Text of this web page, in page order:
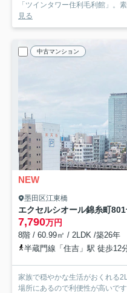
「ツインタワー住利毛利館」。
見る
中古マンション
NEW
墨田区江東橋
エクセルシオール錦糸町
7,790万円
8階 / 60.99㎡ / 2LDK /築26年
半蔵門線「住吉」駅 徒歩12
家族で穏やかな生活がおくれる
場所にあるので利便性が高いで